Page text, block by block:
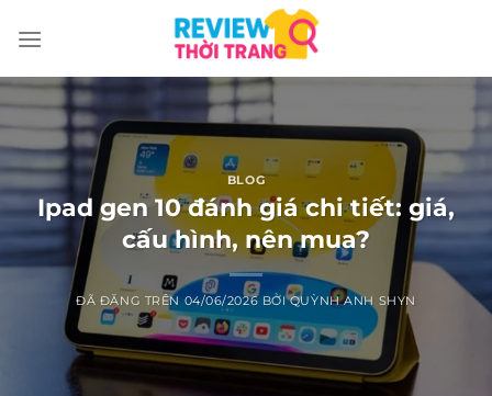
đến
dung
BLOG
Ipad gen 10 đánh giá chi tiết: giá,
cấu hình, nên mua?
ĐÃ ĐĂNG TRÊN 04/06/2026 BỞIQUỲNH ANH SHYN